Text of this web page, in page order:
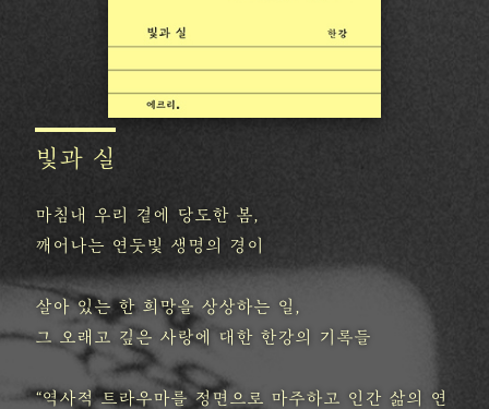
빛과 실
마침내 우리 곁에 당도한 봄,
깨어나는 연둣빛 생명의 경이
살아 있는 한 희망을 상상하는 일,
그 오래고 깊은 사랑에 대한 한강의 기록들
“역사적 트라우마를 정면으로 마주하고 인간 삶의 연